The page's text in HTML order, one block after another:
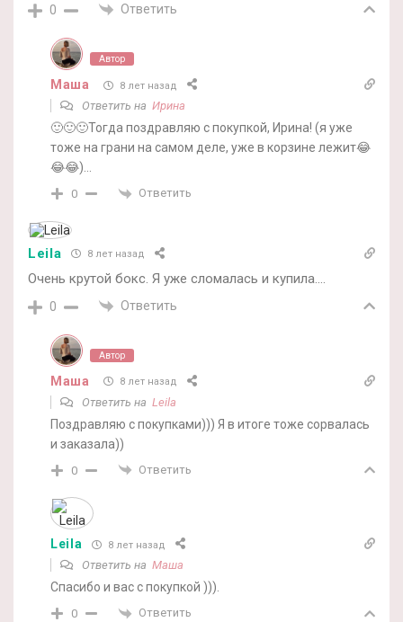
0 Ответить
Автор
Маша 8 лет назад
Ответить на Ирина
🙂🙂🙂Тогда поздравляю с покупкой, Ирина! (я уже
тоже на грани на самом деле, уже в корзине лежит😂
😂😂)…
0 Ответить
Leila 8 лет назад
Очень крутой бокс. Я уже сломалась и купила….
0 Ответить
Автор
Маша 8 лет назад
Ответить на Leila
Поздравляю с покупками))) Я в итоге тоже сорвалась
и заказала))
0 Ответить
Leila 8 лет назад
Ответить на Маша
Спасибо и вас с покупкой ))).
0 Ответить